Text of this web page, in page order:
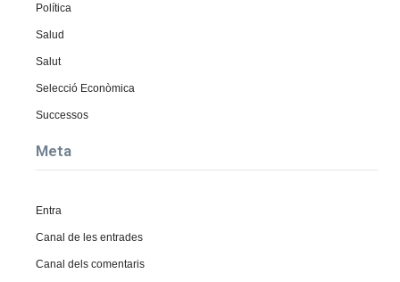
Política
Salud
Salut
Selecció Econòmica
Successos
Meta
Entra
Canal de les entrades
Canal dels comentaris